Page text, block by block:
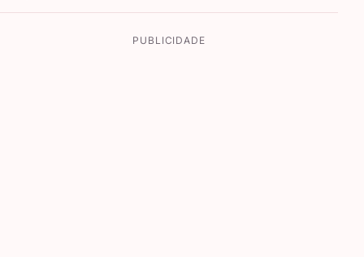
PUBLICIDADE